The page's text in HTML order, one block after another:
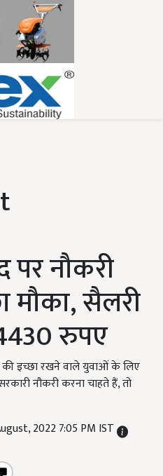
नौकरी
सैलरी
रुपए
की इच्छा रखने वाले युवाओं के लिए
नौकरी करना चाहते हैं, तो
2022 7:05 PM IST